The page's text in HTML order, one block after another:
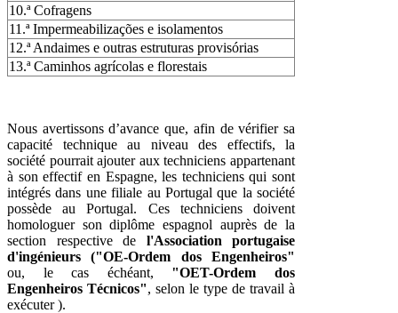
10.ª Cofragens
11.ª Impermeabilizações e isolamentos
12.ª Andaimes e outras estruturas provisórias
13.ª Caminhos agrícolas e florestais
Nous avertissons d’avance que, afin de vérifier sa
capacité technique au niveau des effectifs, la
société pourrait ajouter aux techniciens appartenant
à son effectif en Espagne, les techniciens qui sont
intégrés dans une filiale au Portugal que la société
possède au Portugal. Ces techniciens doivent
homologuer son diplôme espagnol auprès de la
section respective de l'Association portugaise
d'ingénieurs ("OE-Ordem dos Engenheiros"
ou, le cas échéant, "OET-Ordem dos
Engenheiros Técnicos", selon le type de travail à
exécuter ).